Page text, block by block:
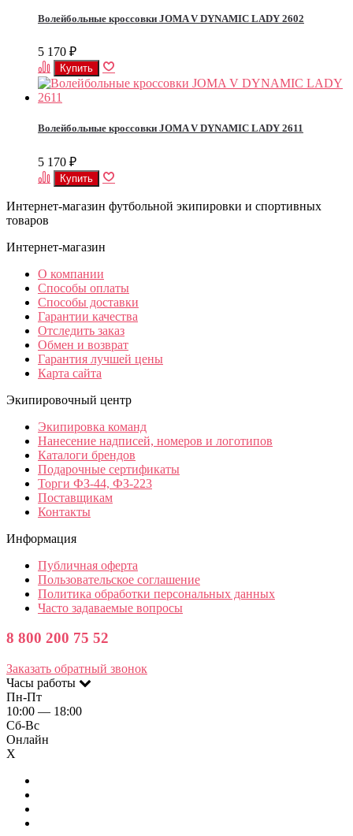
Волейбольные кроссовки JOMA V DYNAMIC LADY 2602
5 170 ₽
Волейбольные кроссовки JOMA V DYNAMIC LADY 2611
5 170 ₽
Интернет-магазин футбольной экипировки и спортивных
товаров
Интернет-магазин
О компании
Способы оплаты
Способы доставки
Гарантии качества
Отследить заказ
Обмен и возврат
Гарантия лучшей цены
Карта сайта
Экипировочный центр
Экипировка команд
Нанесение надписей, номеров и логотипов
Каталоги брендов
Подарочные сертификаты
Торги ФЗ-44, ФЗ-223
Поставщикам
Контакты
Информация
Публичная оферта
Пользовательское соглашение
Политика обработки персональных данных
Часто задаваемые вопросы
8 800 200 75 52
Заказать обратный звонок
Часы работы
Пн-Пт
10:00 — 18:00
Сб-Вс
Онлайн
X